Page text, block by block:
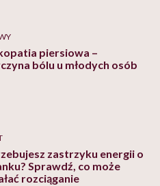
piersiowa –
bólu u młodych osób
zastrzyku energii o
Sprawdź, co może
rozciąganie